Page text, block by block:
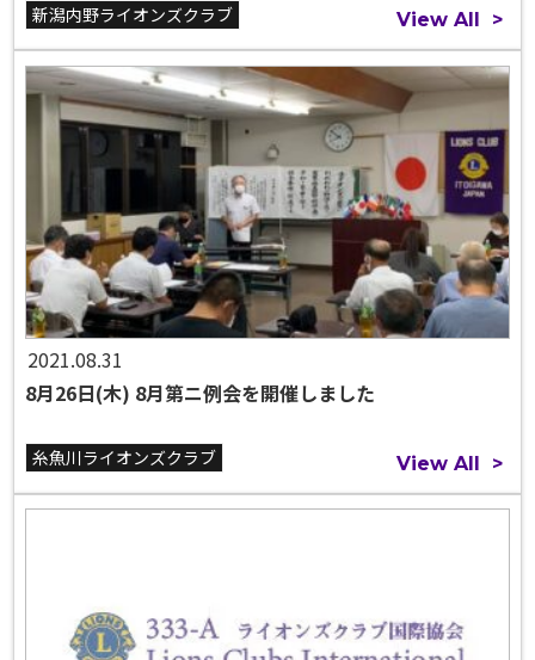
新潟内野ライオンズクラブ View All >
2021.08.31
8月26日(木) 8月第ニ例会を開催しました
糸魚川ライオンズクラブ View All >